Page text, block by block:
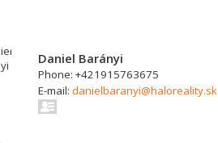
Daniel Barányi
Phone: +421915763675
E-mail:danielbaranyi@haloreality.sk